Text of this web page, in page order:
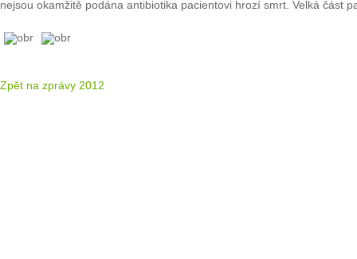
nejsou okamžitě podána antibiotika pacientovi hrozí smrt. Velká část
Zpět na zprávy 2012